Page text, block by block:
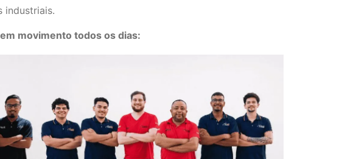
industriais.
movimento todos os dias: